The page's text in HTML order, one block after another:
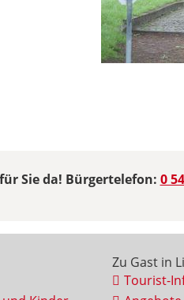
Sie da! Bürgertelefon: 0
Zu Gast in
Tourist-